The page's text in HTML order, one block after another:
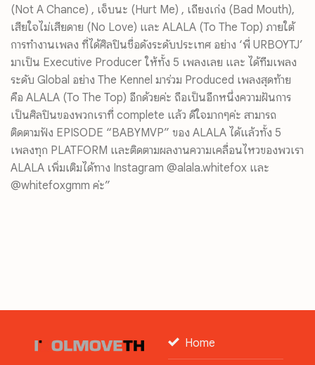
(Not A Chance) , เจ็บนะ (Hurt Me) , เถียงเก่ง (Bad Mouth),
เสียใจไม่เสียดาย (No Love) และ ALALA (To The Top) ภายใต้
การทำงานเพลง ที่ได้ศิลปินชื่อดังระดับประเทศ อย่าง ‘พี่ URBOYTJ’
มาเป็น Executive Producer ให้ทั้ง 5 เพลงเลย และ ได้ทีมเพลง
ระดับ Global อย่าง The Kennel มาร่วม Produced เพลงสุดท้าย
คือ ALALA (To The Top) อีกด้วยค่ะ ถือเป็นอีกหนึ่งความฝันการ
เป็นศิลปินของพวกเราที่ complete แล้ว ดีใจมากๆค่ะ สามารถ
ติดตามฟัง EPISODE “BABYMVP” ของ ALALA ได้แล้วทั้ง 5
เพลงทุก PLATFORM และติดตามผลงานความเคลื่อนไหวของพวเรา
ALALA เพิ่มเติมได้ทาง Instagram @alala.whitefox และ
@whitefoxgmm ค่ะ”
Home